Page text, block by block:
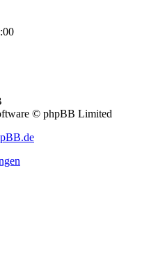
© phpBB Limited